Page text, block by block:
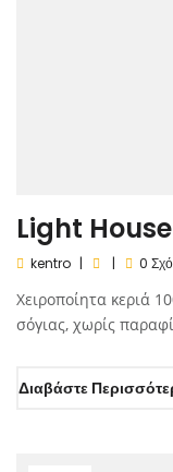
Light
kentro 0
Χειροποίητα κεριά
σόγιας, χωρίς
Διαβάστε